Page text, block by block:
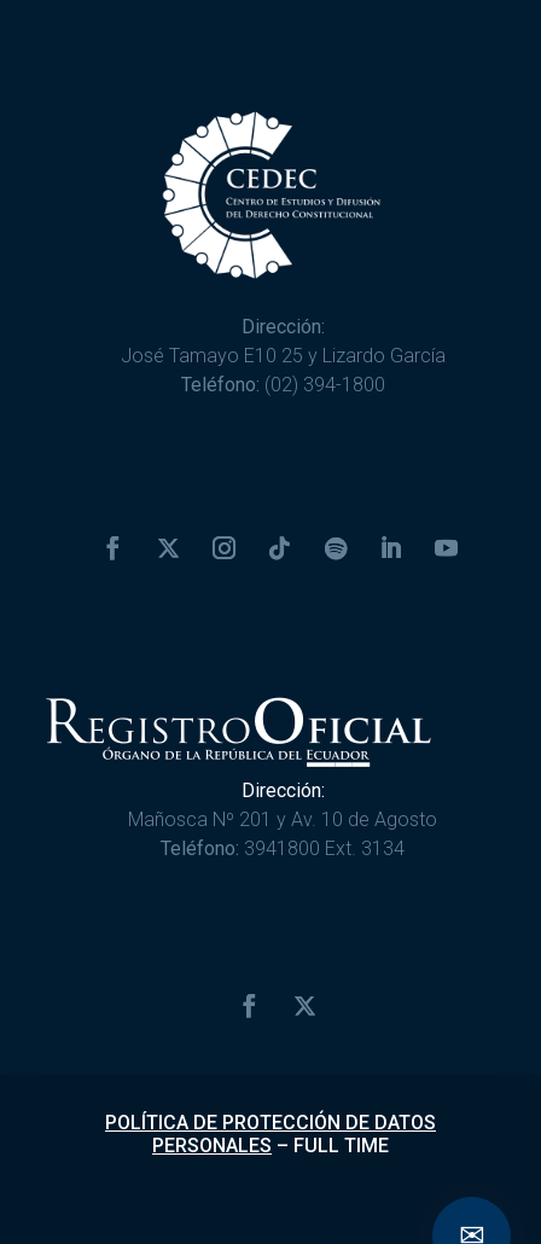
Dirección:
José Tamayo E10 25 y Lizardo García
Teléfono: (02) 394-1800
Dirección:
Mañosca Nº 201 y Av. 10 de Agosto
Teléfono: 3941800 Ext. 3134
POLÍTICA DE PROTECCIÓN DE DATOS
PERSONALES – FULL TIME
✉